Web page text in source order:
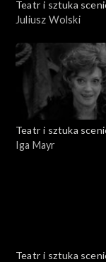
Teatr i sztuka
Juliusz Wolski
Teatr i sztuka
Iga Mayr
Teatr i sztuka